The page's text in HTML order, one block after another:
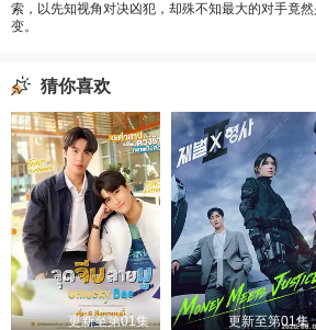
索，以先知视角对决凶犯，却殊不知最大的对手竟
变。
猜你喜欢
更新至第01集 更新至第01集